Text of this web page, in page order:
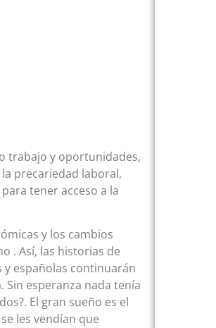
trabajo y oportunidades,
precariedad laboral,
tener acceso a la
y los cambios
. Así, las historias de
españolas continuarán
esperanza nada tenía
El gran sueño es el
les vendían que